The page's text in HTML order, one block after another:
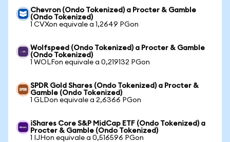
Chevron (Ondo Tokenized) a Procter & Gamble
(Ondo Tokenized)
1 CVXon equivale a 1,2649 PGon
Wolfspeed (Ondo Tokenized) a Procter & Gamble
(Ondo Tokenized)
1 WOLFon equivale a 0,219132 PGon
SPDR Gold Shares (Ondo Tokenized) a Procter &
Gamble (Ondo Tokenized)
1 GLDon equivale a 2,6366 PGon
iShares Core S&P MidCap ETF (Ondo Tokenized) a
Procter & Gamble (Ondo Tokenized)
1 IJHon equivale a 0,516596 PGon